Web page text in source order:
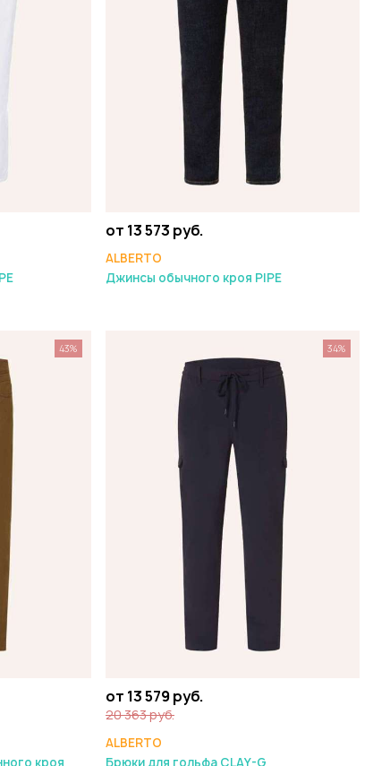
от 13 573 руб.
ALBERTO
Джинсы обычного кроя PIPE
кроя
43%
от 13 579 руб.
20 363 руб.
ALBERTO
Брюки для гольфа CLAY-G
34%